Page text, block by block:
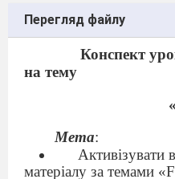
Перегляд файлу
Конспект
на тему
Мета:
Активізувати
матеріалу за темами